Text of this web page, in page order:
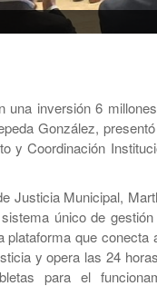
una inversión 6
González,
y Coordinación
Justicia Municipal,
único de
que conecta
y opera las 24
para el